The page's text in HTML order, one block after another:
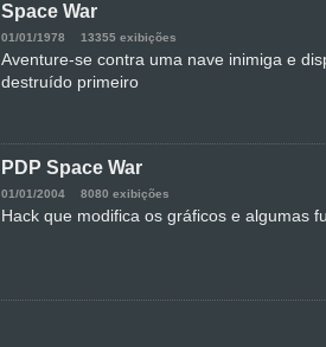
Space War
01/01/1978 13355 exibições
Aventure-se contra uma nave inimiga e
destruído primeiro
PDP Space War
01/01/2004 8080 exibições
Hack que modifica os gráficos e algumas